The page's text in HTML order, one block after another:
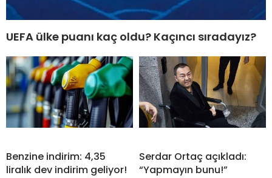
UEFA ülke puanı kaç oldu? Kaçıncı sıradayız?
Benzine indirim: 4,35
liralık dev indirim geliyor!
Serdar Ortaç açıkladı:
“Yapmayın bunu!”